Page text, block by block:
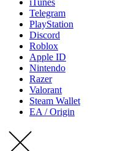
iTunes
Telegram
PlayStation
Discord
Roblox
Apple ID
Nintendo
Razer
Valorant
Steam Wallet
EA / Origin